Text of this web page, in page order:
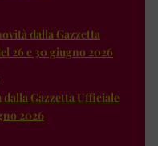
dalla Gazzetta
26 e 30 giugno 2026
Gazzetta Ufficiale
2026